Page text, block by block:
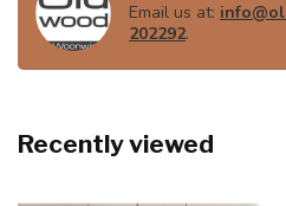
Email us at:
202292.
Recently viewed